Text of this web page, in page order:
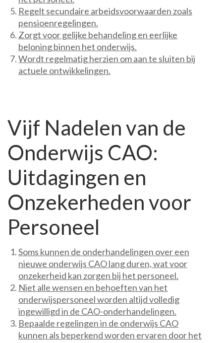
Regelt secundaire arbeidsvoorwaarden zoals
pensioenregelingen.
Zorgt voor gelijke behandeling en eerlijke
beloning binnen het onderwijs.
Wordt regelmatig herzien om aan te sluiten bij
actuele ontwikkelingen.
Vijf Nadelen van de
Onderwijs CAO:
Uitdagingen en
Onzekerheden voor
Personeel
Soms kunnen de onderhandelingen over een
nieuwe onderwijs CAO lang duren, wat voor
onzekerheid kan zorgen bij het personeel.
Niet alle wensen en behoeften van het
onderwijspersoneel worden altijd volledig
ingewilligd in de CAO-onderhandelingen.
Bepaalde regelingen in de onderwijs CAO
kunnen als beperkend worden ervaren door het